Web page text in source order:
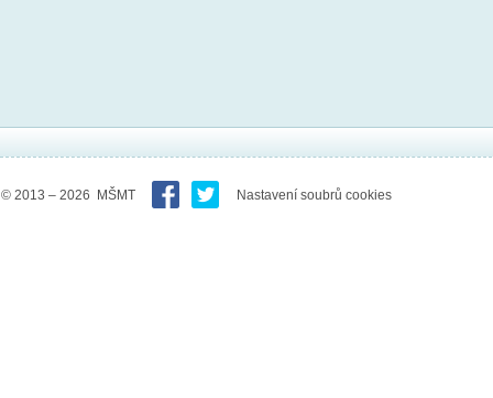
© 2013 – 2026 MŠMT Nastavení soubrů cookies